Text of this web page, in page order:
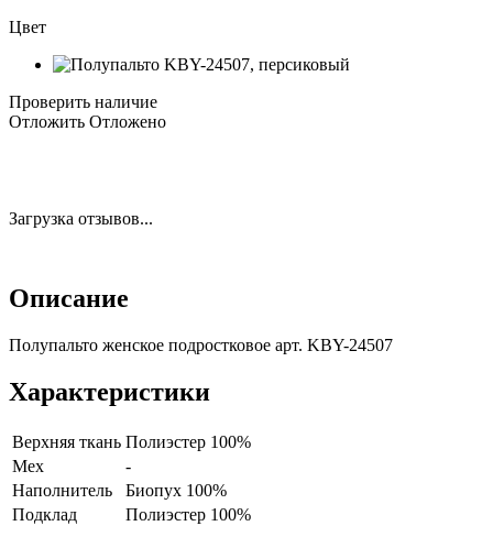
Цвет
Проверить наличие
Отложить Отложено
Загрузка отзывов...
Описание
Полупальто женское подростковое арт. KBY-24507
Характеристики
Верхняя ткань Полиэстер 100%
Мех
-
Наполнитель
Биопух 100%
Подклад
Полиэстер 100%